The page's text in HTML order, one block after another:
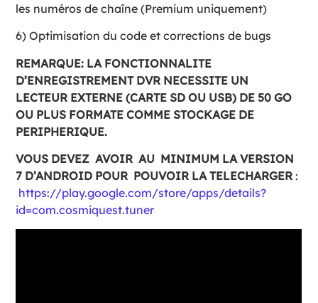
les numéros de chaîne (Premium uniquement)
6) Optimisation du code et corrections de bugs
REMARQUE: LA FONCTIONNALITE
D’ENREGISTREMENT DVR NECESSITE UN
LECTEUR EXTERNE (CARTE SD OU USB) DE 50 GO
OU PLUS FORMATE COMME STOCKAGE DE
PERIPHERIQUE.
VOUS DEVEZ AVOIR AU MINIMUM LA VERSION
7 D’ANDROID POUR POUVOIR LA TELECHARGER:
https://play.google.com/store/apps/details?
id=com.cosmiquest.tuner